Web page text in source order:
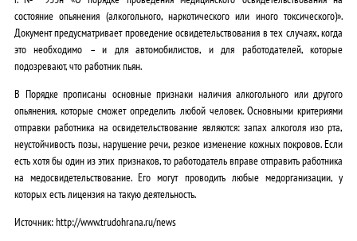
состояние опьянения (алкогольного, наркотического или иного токсического)».
Документ предусматривает проведение освидетельствования в тех случаях, когда
это необходимо – и для автомобилистов, и для работодателей, которые
подозревают, что работник пьян.
В Порядке прописаны основные признаки наличия алкогольного или другого
опьянения, которые сможет определить любой человек. Основными критериями
отправки работника на освидетельствование являются: запах алкоголя изо рта,
неустойчивость позы, нарушение речи, резкое изменение кожных покровов. Если
есть хотя бы один из этих признаков, то работодатель вправе отправить работника
на медосвидетельствование. Его могут проводить любые медорганизации, у
которых есть лицензия на такую деятельность.
Источник: http://www.trudohrana.ru/news